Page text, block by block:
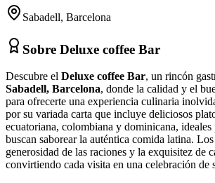
Sabadell, Barcelona
Sobre Deluxe coffee Bar
Descubre el Deluxe coffee Bar, un rincón
Sabadell, Barcelona, donde la calidad y el
para ofrecerte una experiencia culinaria
por su variada carta que incluye deliciosos
ecuatoriana, colombiana y dominicana, ideales
buscan saborear la auténtica comida latina.
generosidad de las raciones y la exquisitez de
convirtiendo cada visita en una celebración de